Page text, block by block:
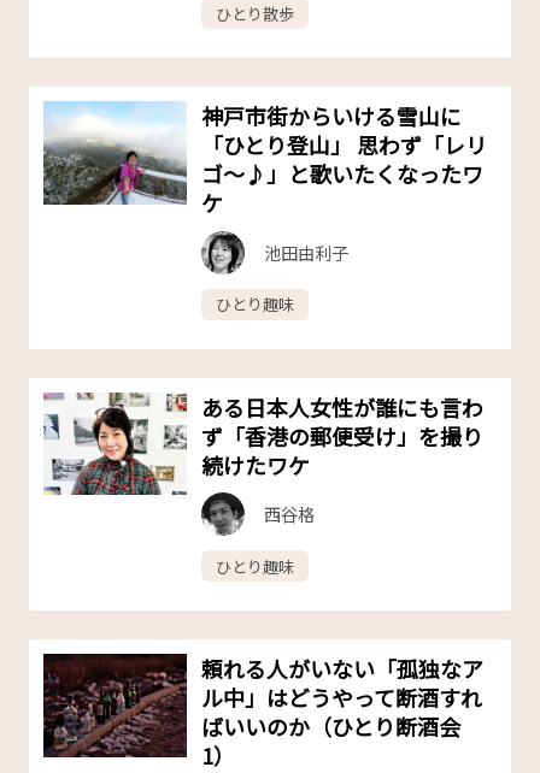
ひとり散歩
神戸市街からいける雪山に
「ひとり登山」 思わず「レリ
ゴ〜♪」と歌いたくなったワ
ケ
池田由利子
ひとり趣味
ある日本人女性が誰にも言わ
ず「香港の郵便受け」を撮り
続けたワケ
西谷格
ひとり趣味
頼れる人がいない「孤独なア
ル中」はどうやって断酒すれ
ばいいのか（ひとり断酒会
1）